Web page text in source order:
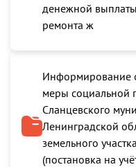
денежной
ремонта ж
Информирование
меры социальной
Сланцевского
Ленинградской
земельного
(постановка на